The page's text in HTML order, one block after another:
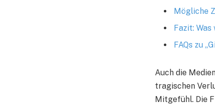
Mögliche
Fazit:
FAQs zu
Auch die
tragischen
Mitgefühl. Die